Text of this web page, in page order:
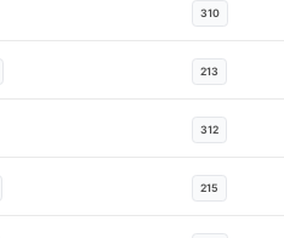
310
213
312
215